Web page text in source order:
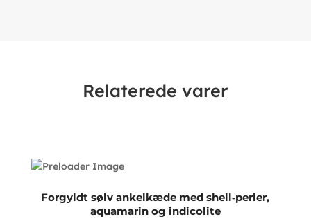
Relaterede varer
Forgyldt sølv ankelkæde med shell‑perler,
aquamarin og indicolite